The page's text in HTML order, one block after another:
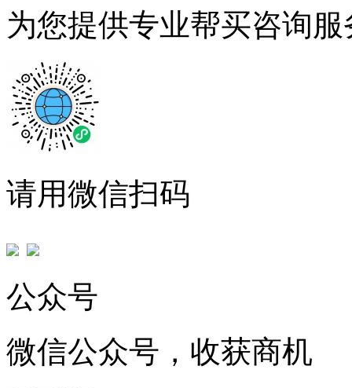
为您提供专业帮买咨询服
请用微信扫码
公众号
微信公众号，收获商机